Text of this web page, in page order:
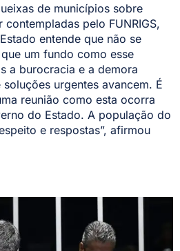
de municípios sobre
pelo FUNRIGS,
entende que não se
um fundo como esse
a burocracia e a demora
urgentes avancem. É
reunião como esta ocorra
do Estado. A população do
e respostas”, afirmou